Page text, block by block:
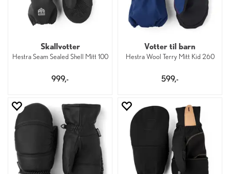
Skallvotter
Hestra Seam Sealed Shell Mitt 100
999,-
Votter til barn
Hestra Wool Terry Mitt Kid 260
599,-